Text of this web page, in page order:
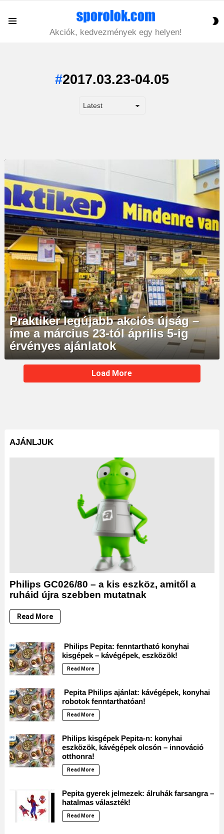
Akciók, kedvezmények egy helyen!
2017.03.23-04.05
LATEST
STORY
Praktiker legújabb akciós újság –
íme a március 23-tól április 5-ig
érvényes ajánlatok
MORE
STORIES
Load More
AJÁNLJUK
Philips GC026/80 – a kis eszköz, amitől a
ruháid újra szebben mutatnak
Read More
Philips Pepita: fenntartható konyhai
kisgépek – kávégépek, eszközök!
Read More
Pepita Philips ajánlat: kávégépek, konyhai
robotok fenntarthatóan!
Read More
Philips kisgépek Pepita-n: konyhai
eszközök, kávégépek olcsón – innováció
otthonra!
Read More
Pepita gyerek jelmezek: álruhák farsangra –
hatalmas választék!
Read More